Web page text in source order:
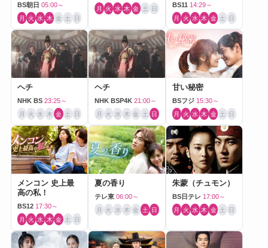
BS朝日 05:00～
月 火 水 木 金 土 日
月 火 水 木 金 土 日 BS11 14:29～
月 火 水 木 金 土 日
ヘチ
NHK BS 23:25～
月 火 水 木 金 土 日
ヘチ
NHK BSP4K 21:00～
月 火 水 木 金 土 日
甘い秘密
BSフジ 15:30～
月 火 水 木 金 土 日
メンコン 史上最
高の私！
BS12 17:30～
月 火 水 木 金 土 日
夏の香り
テレ東 06:00～
月 火 水 木 金 土 日
朱蒙（チュモン）
BS日テレ 17:00～
月 火 水 木 金 土 日